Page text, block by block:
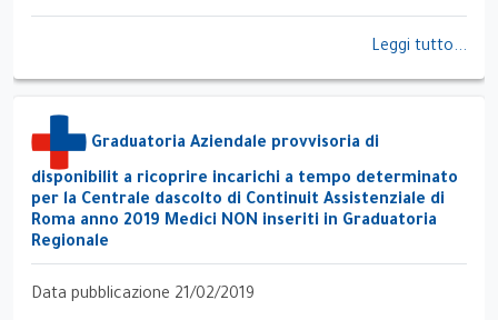
Leggi tutto...
Graduatoria Aziendale provvisoria di
disponibilit a ricoprire incarichi a tempo determinato
per la Centrale dascolto di Continuit Assistenziale di
Roma anno 2019 Medici NON inseriti in Graduatoria
Regionale
Data pubblicazione 21/02/2019